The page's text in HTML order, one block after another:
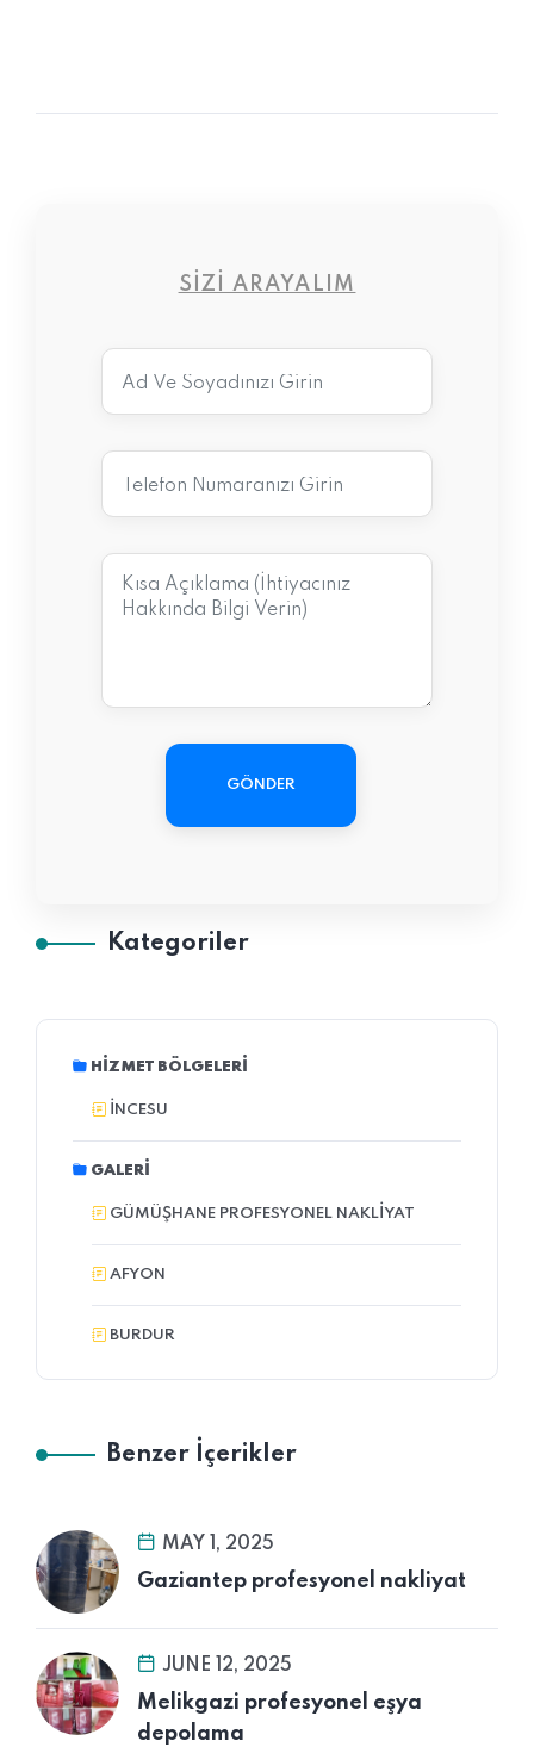
SIZI ARAYALIM
GÖNDER
Kategoriler
HIZMET BÖLGELERI
İNCESU
GALERI
GÜMÜŞHANE PROFESYONEL NAKLIYAT
AFYON
BURDUR
Benzer İçerikler
MAY 1, 2025
Gaziantep profesyonel nakliyat
JUNE 12, 2025
Melikgazi profesyonel eşya
depolama